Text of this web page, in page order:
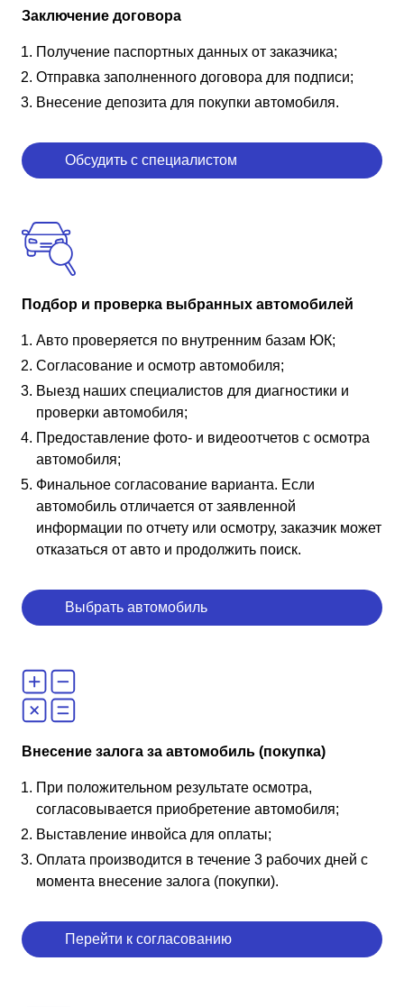
Заключение договора
Получение паспортных данных от заказчика;
Отправка заполненного договора для подписи;
Внесение депозита для покупки автомобиля.
Обсудить с специалистом
Подбор и проверка выбранных автомобилей
Авто проверяется по внутренним базам ЮК;
Согласование и осмотр автомобиля;
Выезд наших специалистов для диагностики и
проверки автомобиля;
Предоставление фото- и видеоотчетов с осмотра
автомобиля;
Финальное согласование варианта. Если
автомобиль отличается от заявленной
информации по отчету или осмотру, заказчик может
отказаться от авто и продолжить поиск.
Выбрать автомобиль
Внесение залога за автомобиль (покупка)
При положительном результате осмотра,
согласовывается приобретение автомобиля;
Выставление инвойса для оплаты;
Оплата производится в течение 3 рабочих дней с
момента внесение залога (покупки).
Перейти к согласованию